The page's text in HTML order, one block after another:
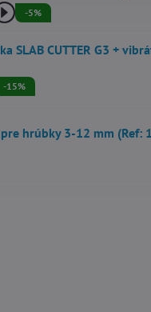
-5%
SLAB CUTTER G3 +
-15%
hrúbky 3-12 mm (Ref: